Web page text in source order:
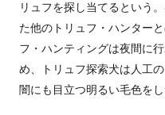
リュフを探し当てるという
た他のトリュフ・ハンター
フ・ハンティングは夜間に
め、トリュフ探索犬は人工
闇にも目立つ明るい毛色をし